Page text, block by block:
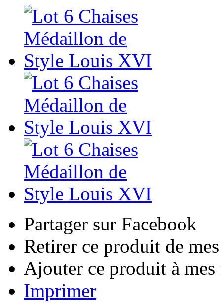
Partager sur Facebook
Retirer ce produit de
Ajouter ce produit à
Imprimer